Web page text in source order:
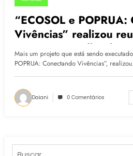
13.05.2015
“ECOSOL e POPRUA:
Vivências” realizou
compor Conselho de
Acompanhamento de
Mais um projeto que está sendo
POPRUA: Conectando Vivências”,
Daiani 0 Comentários
Pesquisar